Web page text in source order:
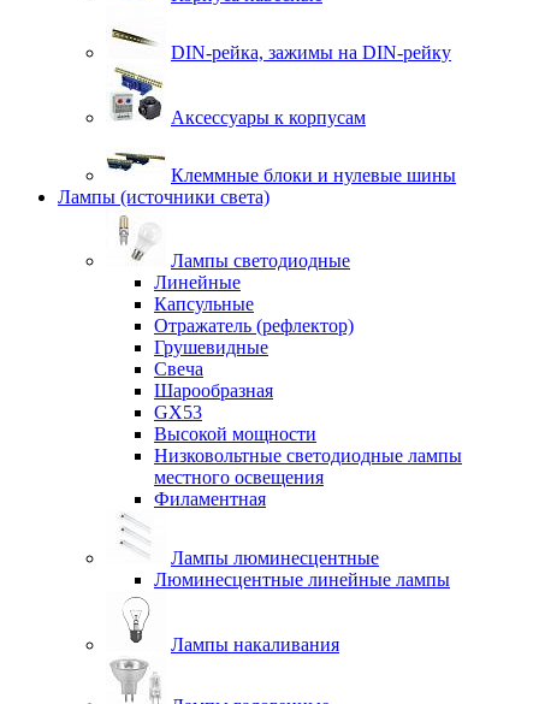
DIN-рейка, зажимы на DIN-рейку
Аксессуары к корпусам
Клеммные блоки и нулевые шины
Лампы (источники света)
Лампы светодиодные
Линейные
Капсульные
Отражатель (рефлектор)
Грушевидные
Свеча
Шарообразная
GX53
Высокой мощности
Низковольтные светодиодные лампы
местного освещения
Филаментная
Лампы люминесцентные
Люминесцентные линейные лампы
Лампы накаливания